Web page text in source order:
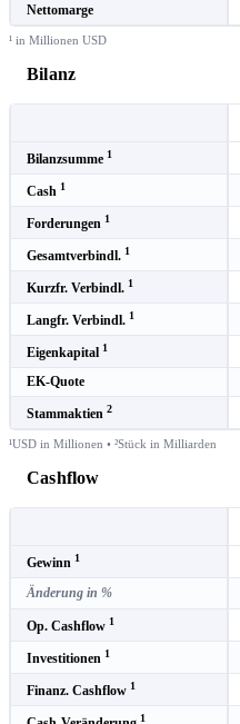
Nettomarge
¹ in Millionen USD
Bilanz
Bilanzsumme 1
Cash 1
Forderungen 1
Gesamtverbindl. 1
Kurzfr. Verbindl. 1
Langfr. Verbindl. 1
Eigenkapital 1
EK-Quote
Stammaktien 2
¹USD in Millionen • ²Stück in Milliarden
Cashflow
Gewinn 1
Änderung in %
Op. Cashflow 1
Investitionen 1
Finanz. Cashflow 1
1